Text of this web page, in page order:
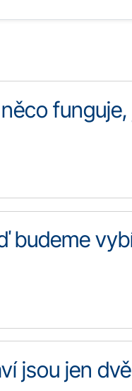
budeme
jsou jen dvě